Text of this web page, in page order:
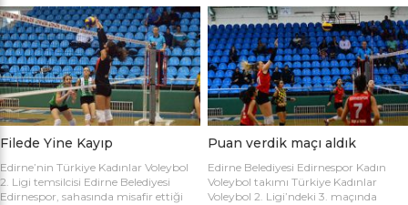
oynamaya hak kazanan takımlar
belirlendi. İlk oynanan yarı final
maçında Atletik Trakya takımını 25-
17, 25-7 ve 25-20’lik setlerle 3-0
mağlup eden Keşan Yıldızı takımı
finale adını ilk yazdıran takım oldu.
Oynanan ikinci maçta Avrupa
Yıldızları ile Kırcasalih […]
Temsilciliği olarak “Evinin Sultanları”
ismiyle Kadın Voleybol Turnuvası
organize ediliyor. 18 yaşını doldurmuş
tüm kadınların katılımına açık olan
turnuvaya katılım için takım
kaptanlarının sporcu listesini sağlık
raporlarıyla(sağlık ocağından
alınması yeterli) birlikte Gençlik Spor
İl […]
Filede Yine Kayıp
Edirne’nin Türkiye Kadınlar Voleybol
2. Ligi temsilcisi Edirne Belediyesi
Edirnespor, sahasında misafir ettiği
Puan verdik maçı aldık
Edirne Belediyesi Edirnespor Kadın
Voleybol takımı Türkiye Kadınlar
Voleybol 2. Ligi’ndeki 3. maçında